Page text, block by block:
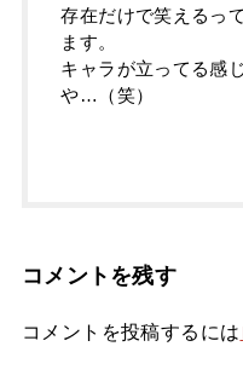
存在だけで笑えるっ
ます。
キャラが立ってる感
や…（笑）
コメントを残す
コメントを投稿するには